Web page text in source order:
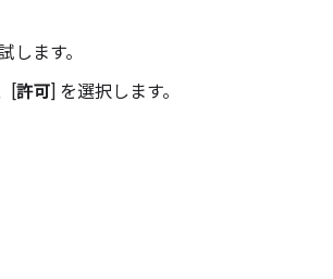
します。
[許可] を選択します。